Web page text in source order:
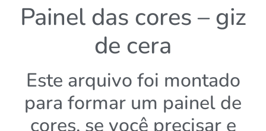
Painel das cores – giz
de cera
Este arquivo foi montado
para formar um painel de
cores, se você precisar e